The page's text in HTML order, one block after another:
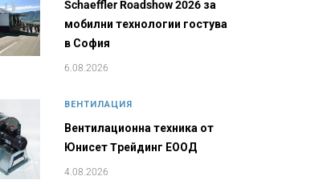
Schaeffler Roadshow 2026 за
мобилни технологии гостува
в София
6.08.2026
ВЕНТИЛАЦИЯ
Вентилационна техника от
Юнисет Tрейдинг ЕООД
4.08.2026